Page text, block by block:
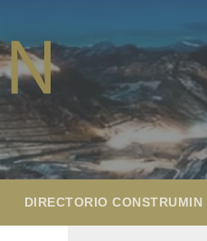
DIRECTORIO CONSTRUMIN